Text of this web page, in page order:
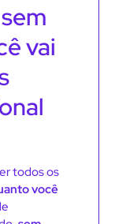
vai
todos os
você